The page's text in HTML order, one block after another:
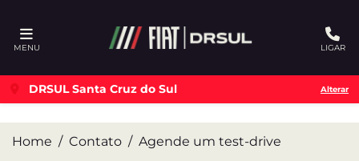
MENU LIGAR
DRSUL Santa Cruz do Sul Alterar
Home Contato Agende um test-drive